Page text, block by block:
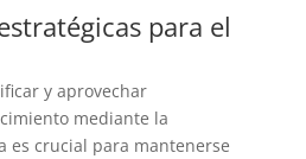
para el
y aprovechar
mediante la
es crucial para mantenerse